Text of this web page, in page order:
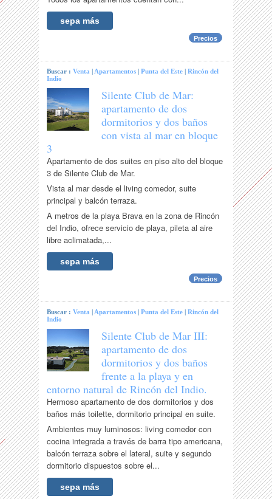
sepa más
Precios
Buscar :Venta | Apartamentos |Punta del Este |Rincón del
Indio
Silente Club de Mar:
apartamento de dos
dormitorios y dos baños
con vista al mar en bloque
3
Apartamento de dos suites en piso alto del bloque
3 de Silente Club de Mar.
Vista al mar desde el living comedor, suite
principal y balcón terraza.
A metros de la playa Brava en la zona de Rincón
del Indio, ofrece servicio de playa, pileta al aire
libre aclimatada,...
sepa más
Precios
Buscar :Venta | Apartamentos |Punta del Este |Rincón del
Indio
Silente Club de Mar III:
apartamento de dos
dormitorios y dos baños
frente a la playa y en
entorno natural de Rincón del Indio.
Hermoso apartamento de dos dormitorios y dos
baños más toilette, dormitorio principal en suite.
Ambientes muy luminosos: living comedor con
cocina integrada a través de barra tipo americana,
balcón terraza sobre el lateral, suite y segundo
dormitorio dispuestos sobre el...
sepa más